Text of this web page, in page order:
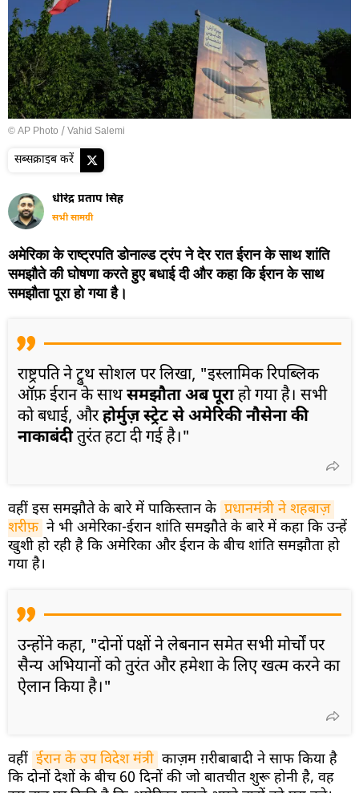
© AP Photo / Vahid Salemi
सब्सक्राइब करें
धीरेंद्र प्रताप सिंह
सभी सामग्री
अमेरिका के राष्ट्रपति डोनाल्ड ट्रंप ने देर रात ईरान के साथ शांति
समझौते की घोषणा करते हुए बधाई दी और कहा कि ईरान के साथ
समझौता पूरा हो गया है।
राष्ट्रपति ने ट्रुथ सोशल पर लिखा, "इस्लामिक रिपब्लिक
ऑफ़ ईरान के साथसमझौता अब पूराहो गया है। सभी
को बधाई, औरहोर्मुज़ स्ट्रेट से अमेरिकी नौसेना की
नाकाबंदीतुरंत हटा दी गई है।"
वहीं इस समझौते के बारे में पाकिस्तान के प्रधानमंत्री ने शहबाज़
शरीफ़ ने भी अमेरिका-ईरान शांति समझौते के बारे में कहा कि उन्हें
खुशी हो रही है कि अमेरिका और ईरान के बीच शांति समझौता हो
गया है।
उन्होंने कहा, "दोनों पक्षों ने लेबनान समेत सभी मोर्चों पर
सैन्य अभियानों को तुरंत और हमेशा के लिए खत्म करने का
ऐलान किया है।"
वहीं ईरान के उप विदेश मंत्री काज़म ग़रीबाबादी ने साफ किया है
कि दोनों देशों के बीच 60 दिनों की जो बातचीत शुरू होनी है, वह